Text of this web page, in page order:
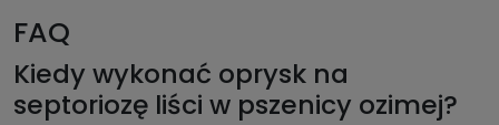
FAQ
Kiedy wykonać oprysk na
septoriozę liści w pszenicy ozimej?